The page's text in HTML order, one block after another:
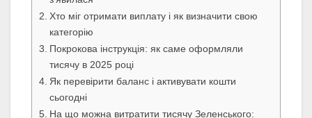
Хто міг отримати виплату і як визначити свою
категорію
Покрокова інструкція: як саме оформляли
тисячу в 2025 році
Як перевірити баланс і активувати кошти
сьогодні
На що можна витратити тисячу Зеленського: